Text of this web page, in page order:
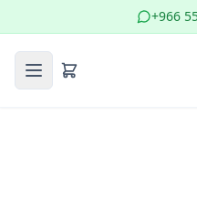
+966